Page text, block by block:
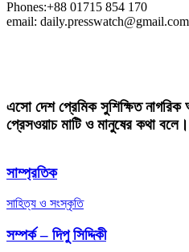
Phones:+88 01715 854 170
email: daily.presswatch@gmail.com
এসো দেশ প্রেমিক সুশিক্ষিত
প্রেসওয়াচ মাটি ও মানুষের কথা বলে।
সাম্প্রতিক
সাহিত্য ও সংস্কৃতি
সম্পর্ক – দিপু সিদ্দিকী